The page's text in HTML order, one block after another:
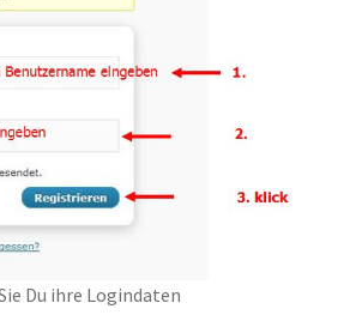
Du ihre Logindaten